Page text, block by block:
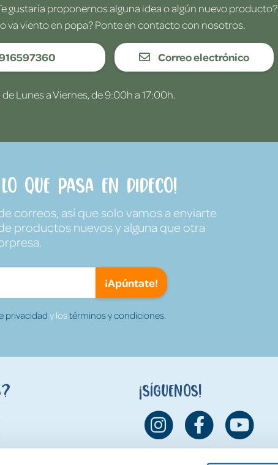
gustaría proponernos alguna idea o algún nuevo producto?
va viento en popa? Ponte en contacto con nosotros.
Correo electrónico
Lunes a Viernes, de 9:00h a 17:00h.
que pasa en Dideco!
correos, así que solo vamos a enviarte
productos nuevos y alguna que otra
¡Apúntate!
privacidady lostérminos y condiciones.
¡Síguenos!